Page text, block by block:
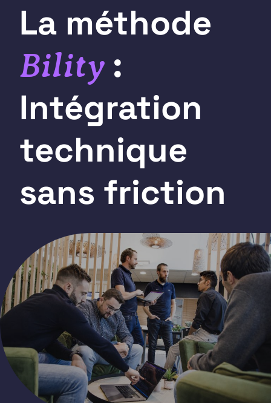
La méthode
Bility:
Intégration
technique
sans friction